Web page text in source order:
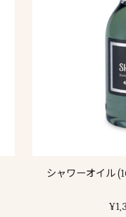
シャワーオイル